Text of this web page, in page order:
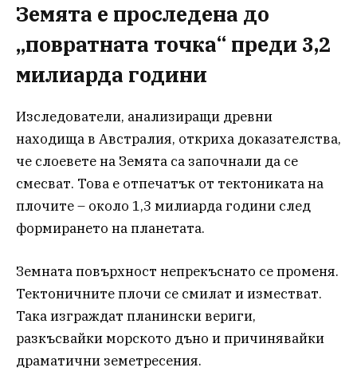
Земята е проследена до
„повратната точка“ преди 3,2
милиарда години
Изследователи, анализиращи древни
находища в Австралия, откриха доказателства,
че слоевете на Земята са започнали да се
смесват. Това е отпечатък от тектониката на
плочите – около 1,3 милиарда години след
формирането на планетата.
Земната повърхност непрекъснато се променя.
Тектоничните плочи се смилат и изместват.
Така изграждат планински вериги,
разкъсвайки морското дъно и причинявайки
драматични земетресения.